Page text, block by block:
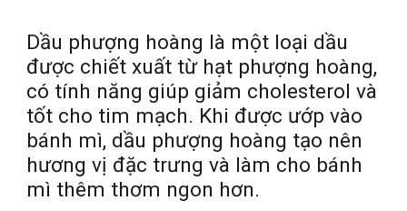
Dầu phượng hoàng là một loại dầu
được chiết xuất từ hạt phượng hoàng,
có tính năng giúp giảm cholesterol và
tốt cho tim mạch. Khi được ướp vào
bánh mì, dầu phượng hoàng tạo nên
hương vị đặc trưng và làm cho bánh
mì thêm thơm ngon hơn.